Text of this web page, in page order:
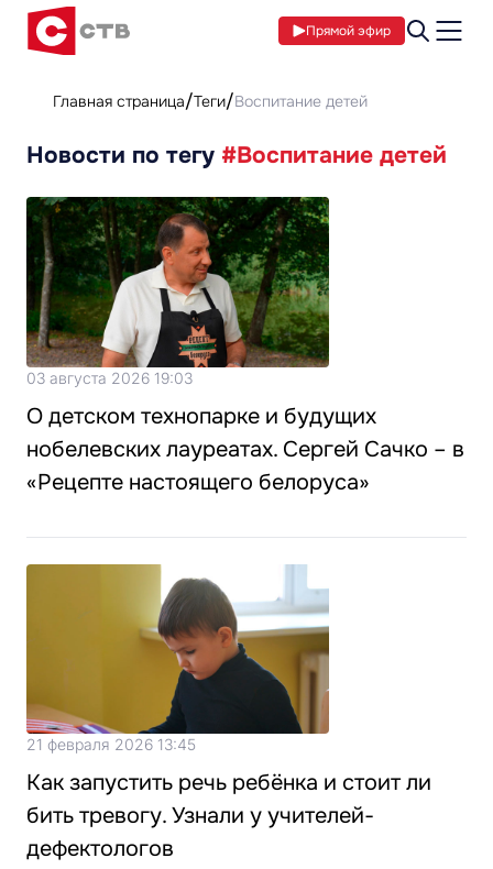
Прямой эфир
Главная страница Теги Воспитание детей
Новости по тегу #Воспитание детей
03 августа 2026 19:03
О детском технопарке и будущих
нобелевских лауреатах. Сергей Сачко – в
«Рецепте настоящего белоруса»
21 февраля 2026 13:45
Как запустить речь ребёнка и стоит ли
бить тревогу. Узнали у учителей-
дефектологов